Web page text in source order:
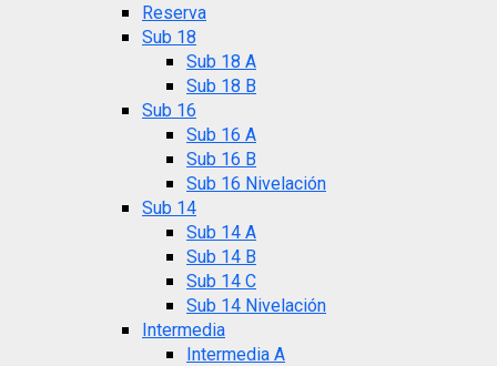
Reserva
Sub 18
Sub 18 A
Sub 18 B
Sub 16
Sub 16 A
Sub 16 B
Sub 16 Nivelación
Sub 14
Sub 14 A
Sub 14 B
Sub 14 C
Sub 14 Nivelación
Intermedia
Intermedia A